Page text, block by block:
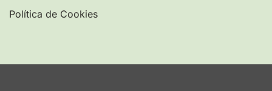
Política de Cookies